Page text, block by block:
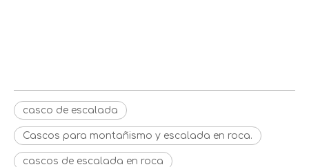
casco de escalada
Cascos para montañismo y escalada en roca.
cascos de escalada en roca